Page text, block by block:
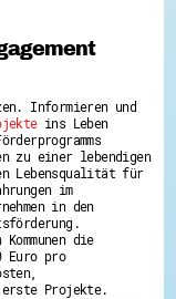
Ehrenamt
- Engagement
1.000 €
Infos!
Ehrenamt
mehr
Informieren und
ins Leben
zu einer lebendigen
Lebensqualität für
im
in den
die
Euro pro
Projekte.